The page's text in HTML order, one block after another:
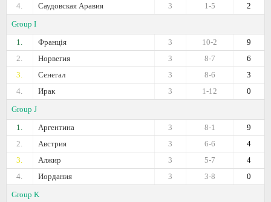
4.
Саудовская Аравия 2
1-5
3
Group I
1.
Франція 9
10-2
3
2.
Норвегия 6
8-7
3
3.
Сенегал 3
8-6
3
4.
Ирак 0
1-12
3
Group J
1.
Аргентина 9
8-1
3
2.
Австрия 4
6-6
3
3.
Алжир 4
5-7
3
4.
Иордания 0
3-8
3
Group K